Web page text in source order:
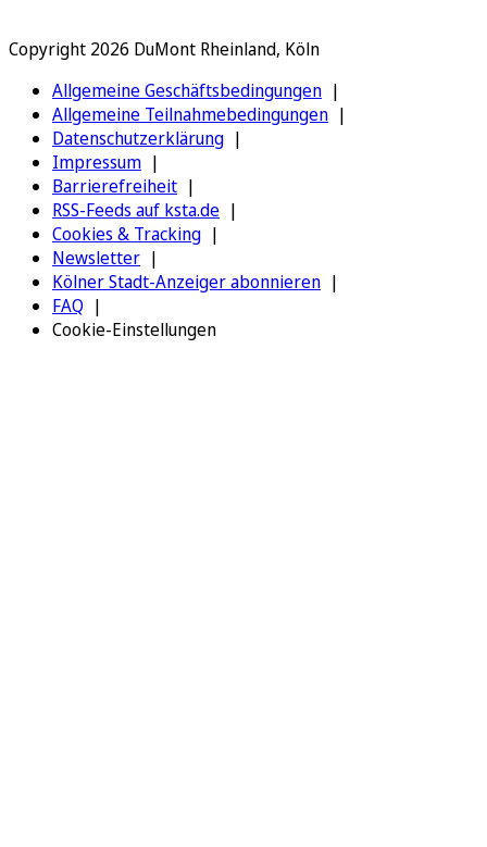
Copyright 2026 DuMont Rheinland, Köln
Allgemeine Geschäftsbedingungen
Allgemeine Teilnahmebedingungen
Datenschutzerklärung
Impressum
Barrierefreiheit
RSS-Feeds auf ksta.de
Cookies & Tracking
Newsletter
Kölner Stadt-Anzeiger abonnieren
FAQ
Cookie-Einstellungen